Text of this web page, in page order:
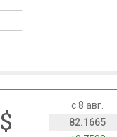
с 8 авг.
82.1665